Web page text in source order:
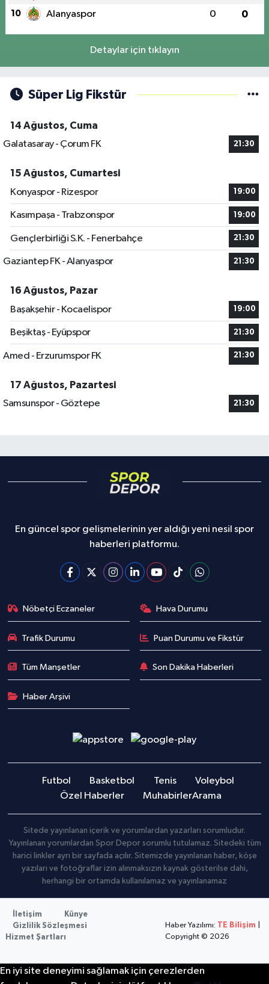
10 Alanyaspor 0 0
Detaylar için tıklayın
Süper Lig Fikstür
14 Ağustos, Cuma
Galatasaray - Çorum FK
21:30
15 Ağustos, Cumartesi
Konyaspor - Rizespor
19:00
Kasımpaşa - Trabzonspor 19:00
Gençlerbirliği S.K. - Fenerbahçe 21:30
Gaziantep FK - Alanyaspor 21:30
16 Ağustos, Pazar
Başakşehir - Kocaelispor
19:00
Beşiktaş - Eyüpspor 21:30
Amed - Erzurumspor FK 21:30
17 Ağustos, Pazartesi
Samsunspor - Göztepe
21:30
En güncel spor gelişmelerinin yer aldığı yeni nesil spor
haberleri platformu.
Nöbetçi Eczaneler Hava Durumu
Trafik Durumu Puan Durumu ve Fikstür
Tüm Manşetler Son Dakika Haberleri
Haber Arşivi
Futbol Basketbol Tenis
Voleybol
Özel Haberler
MuhabirlerArama
Sitede yayınlanan içerik ve yorumlardan yazarları sorumludur.
Yayınlanan yorumlardan Spor Depor sorumlu tutulamaz. Sitedeki tüm
harici linkler ayrı bir sayfada açılır. Sitemizde yayınlanan haber, köşe
yazıları ve fotoğraflar izin alınmaksızın kaynak gösterilse dahi,
herhangi bir ortamda kullanılamaz ve yayınlanamaz
İletişim
Künye
Gizlilik Sözleşmesi
Hizmet Şartları
Haber Yazılımı: TE Bilişim
Copyright © 2026
En iyi site deneyimi sağlamak için çerezlerden